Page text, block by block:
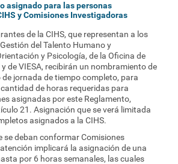
asignado para las personas
y Comisiones Investigadoras
de la CIHS, que representan a los
del Talento Humano y
y Psicología, de la Oficina de
de VIESA, recibirán un nombramiento de
jornada de tiempo completo, para
de horas requeridas para
asignadas por este Reglamento,
21. Asignación que se verá limitada
asignados a la CIHS.
se deban conformar Comisiones
implicará la asignación de una
por 6 horas semanales, las cuales